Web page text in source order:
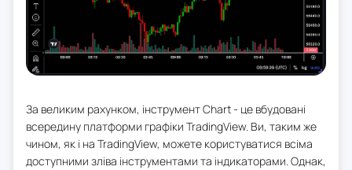
За великим рахунком, інструмент Chart - це вбудовані
всередину платформи графіки TradingView. Ви, таким же
чином, як і на TradingView, можете користуватися всіма
доступними зліва інструментами та індикаторами. Однак,